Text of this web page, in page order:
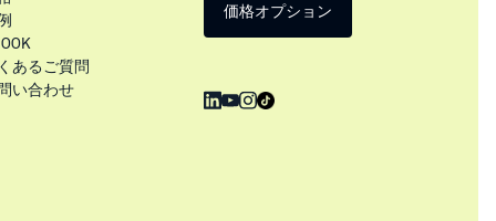
あるご質問
い合わせ
価格オプション